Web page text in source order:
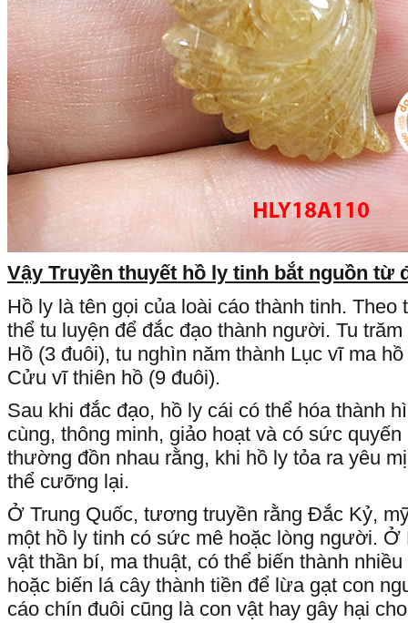
Vậy Truyền thuyết hồ ly tinh bắt nguồn từ
Hồ ly là tên gọi của loài cáo thành tinh. Theo
thể tu luyện để đắc đạo thành người. Tu
Hồ (3 đuôi), tu nghìn năm thành Lục vĩ ma
Cửu vĩ thiên hồ (9 đuôi).
Sau khi đắc đạo, hồ ly cái có thể hóa thành
cùng, thông minh, giảo hoạt và có sức
thường đồn nhau rằng, khi hồ ly tỏa ra yêu
thể cưỡng lại.
Ở Trung Quốc, tương truyền rằng Đắc Kỷ,
một hồ ly tinh có sức mê hoặc lòng người. Ở
vật thần bí, ma thuật, có thể biến thành
hoặc biến lá cây thành tiền để lừa gạt con
cáo chín đuôi cũng là con vật hay gây hại